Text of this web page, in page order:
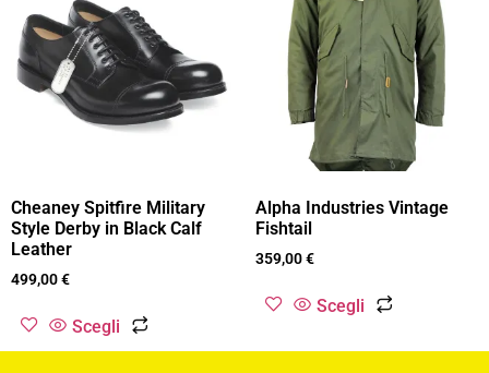
Cheaney Spitfire Military
Style Derby in Black Calf
Leather
499,00€
Scegli
Alpha Industries Vintage
Fishtail
359,00€
Scegli